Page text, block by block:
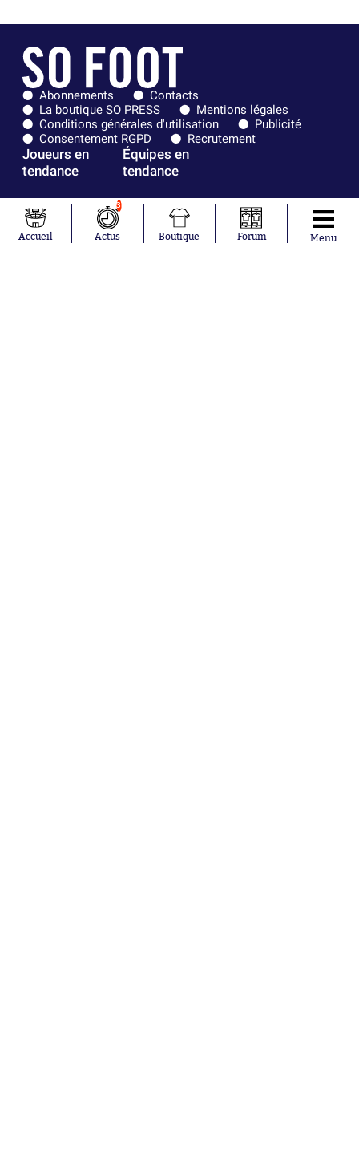
Abonnements
Contacts
La boutique SO PRESS
Mentions légales
Conditions générales d'utilisation
Publicité
Consentement RGPD
Recrutement
Joueurs en
tendance
Mohamed
Salah
Mykhailo
Équipes en
tendance
Chelsea
Paris Saint-
Germain
Bordeaux
Accueil
3
Actus Boutique Forum Menu